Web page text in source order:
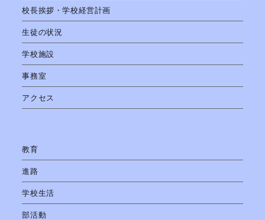
校長挨拶・学校経営計画
生徒の状況
学校施設
事務室
アクセス
教育
進路
学校生活
部活動